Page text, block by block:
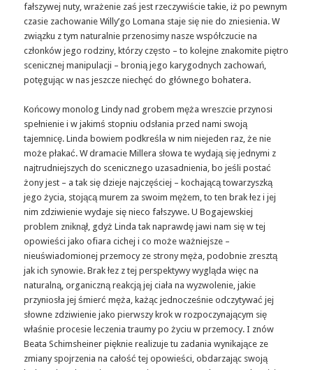
fałszywej nuty, wrażenie zaś jest rzeczywiście takie, iż po pewnym
czasie zachowanie Willy’go Lomana staje się nie do zniesienia. W
związku z tym naturalnie przenosimy nasze współczucie na
członków jego rodziny, którzy często – to kolejne znakomite piętro
scenicznej manipulacji – bronią jego karygodnych zachowań,
potęgując w nas jeszcze niechęć do głównego bohatera.
Końcowy monolog Lindy nad grobem męża wreszcie przynosi
spełnienie i w jakimś stopniu odsłania przed nami swoją
tajemnicę. Linda bowiem podkreśla w nim niejeden raz, że nie
może płakać. W dramacie Millera słowa te wydają się jednymi z
najtrudniejszych do scenicznego uzasadnienia, bo jeśli postać
żony jest – a tak się dzieje najczęściej – kochającą towarzyszką
jego życia, stojącą murem za swoim mężem, to ten brak łez i jej
nim zdziwienie wydaje się nieco fałszywe. U Bogajewskiej
problem zniknął, gdyż Linda tak naprawdę jawi nam się w tej
opowieści jako ofiara cichej i co może ważniejsze –
nieuświadomionej przemocy ze strony męża, podobnie zresztą
jak ich synowie. Brak łez z tej perspektywy wygląda więc na
naturalną, organiczną reakcją jej ciała na wyzwolenie, jakie
przyniosła jej śmierć męża, każąc jednocześnie odczytywać jej
słowne zdziwienie jako pierwszy krok w rozpoczynającym się
właśnie procesie leczenia traumy po życiu w przemocy. I znów
Beata Schimsheiner pięknie realizuje tu zadania wynikające ze
zmiany spojrzenia na całość tej opowieści, obdarzając swoją